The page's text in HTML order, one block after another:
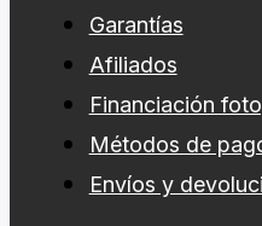
Garantías
Afiliados
Financiación
Métodos de
Envíos y